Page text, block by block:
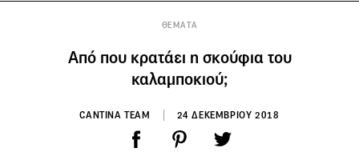
ΘΕΜΑΤΑ
Από που κρατάει η σκούφια του
καλαμποκιού;
CANTINA TEAM 24 ΔΕΚΕΜΒΡΙΟΥ 2018